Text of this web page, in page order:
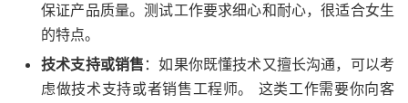
保证产品质量。测试工作要求细心和耐心，很适合女生
的特点。
技术支持或销售 ：如果你既懂技术又擅长沟通，可以考
虑做技术支持或者销售工程师。 这类工作需要你向客